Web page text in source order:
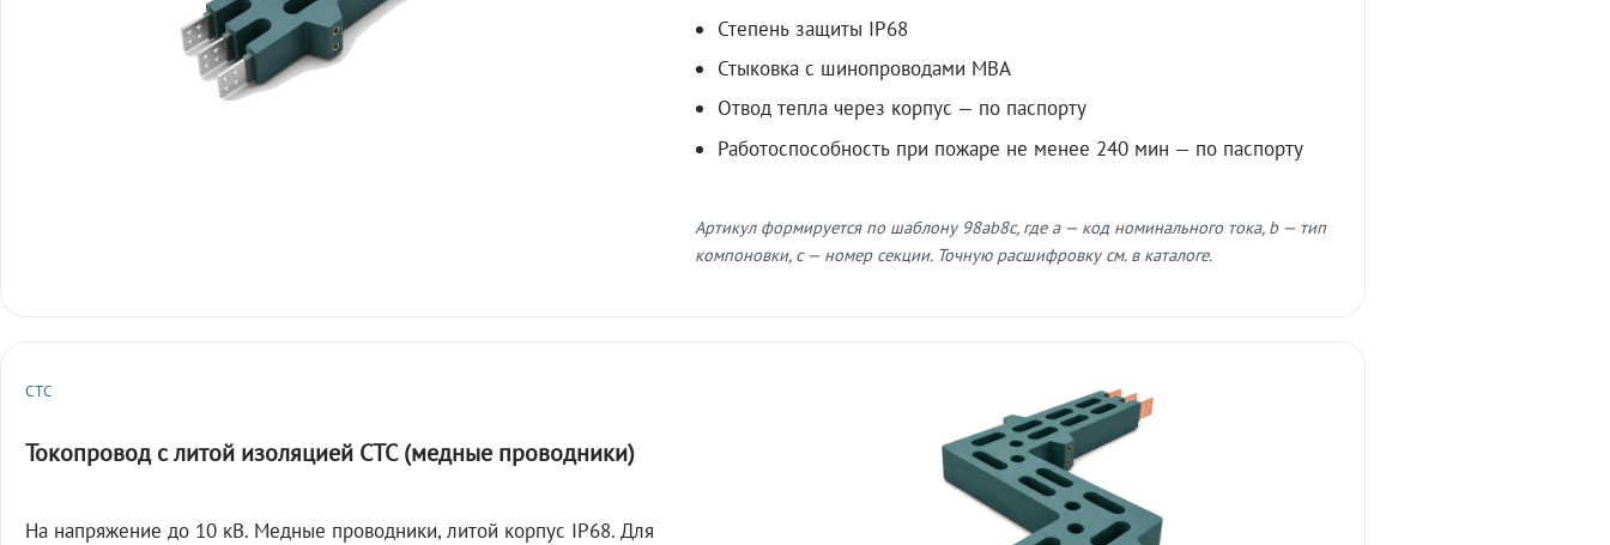
Степень защиты IP68
Стыковка с шинопроводами МВА
Отвод тепла через корпус — по паспорту
Работоспособность при пожаре не менее 240 мин — по паспорту
Артикул формируется по шаблону 98ab8c, где a — код номинального тока, b — тип
компоновки, c — номер секции. Точную расшифровку см. в каталоге.
СТС
Токопровод с литой изоляцией СТС (медные проводники)
На напряжение до 10 кВ. Медные проводники, литой корпус IP68. Для